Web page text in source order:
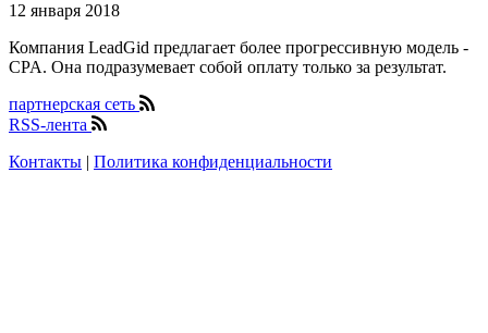
12 января 2018
Компания LeadGid предлагает более прогрессивную модель -
CPA. Она подразумевает собой оплату только за результат.
партнерская сеть
RSS-лента
Контакты | Политика конфиденциальности